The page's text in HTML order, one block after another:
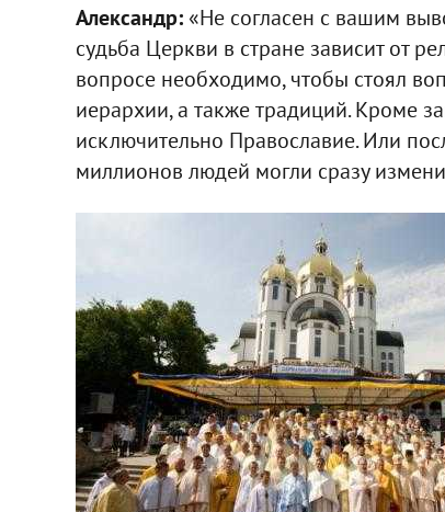
Александр:«Не согласен с вашим
судьба Церкви в стране зависит от
вопросе необходимо, чтобы стоял
иерархии, а также традиций. Кроме
исключительно Православие. Или
миллионов людей могли сразу